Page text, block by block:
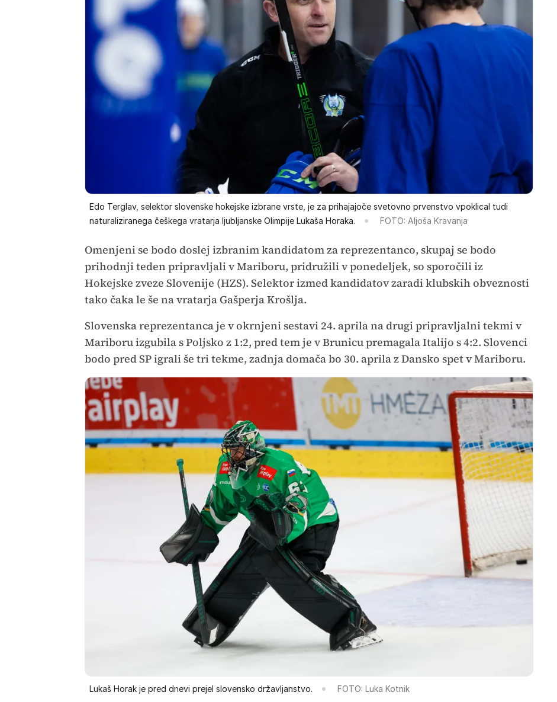
Edo Terglav, selektor slovenske hokejske izbrane vrste, je za prihajajoče svetovno prvenstvo vpoklical tudi
naturaliziranega češkega vratarja ljubljanske Olimpije Lukaša Horaka.
FOTO: Aljoša Kravanja
Omenjeni se bodo doslej izbranim kandidatom za reprezentanco, skupaj se bodo
prihodnji teden pripravljali v Mariboru, pridružili v ponedeljek, so sporočili iz
Hokejske zveze Slovenije (HZS). Selektor izmed kandidatov zaradi klubskih obveznosti
tako čaka le še na vratarja Gašperja Krošlja.
Slovenska reprezentanca je v okrnjeni sestavi 24. aprila na drugi pripravljalni tekmi v
Mariboru izgubila s Poljsko z 1:2, pred tem je v Brunicu premagala Italijo s 4:2. Slovenci
bodo pred SP igrali še tri tekme, zadnja domača bo 30. aprila z Dansko spet v Mariboru.
Lukaš Horak je pred dnevi prejel slovensko državljanstvo. FOTO: Luka Kotnik